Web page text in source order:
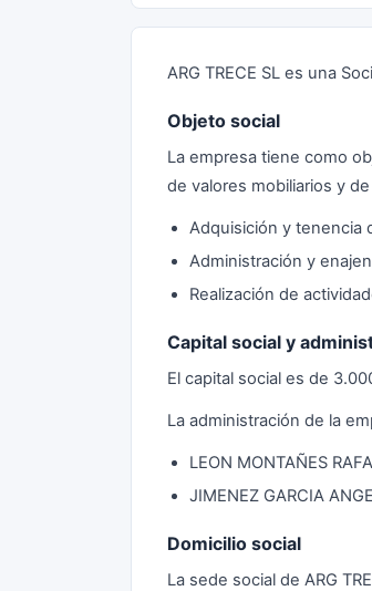
ARG TRECE SL es una
Objeto social
La empresa tiene como
de valores mobiliarios y
Adquisición y tenencia
Administración y
Realización de
Capital social y
El capital social es de
La administración de la
LEON MONTAÑES
JIMENEZ GARCIA
Domicilio social
La sede social de ARG